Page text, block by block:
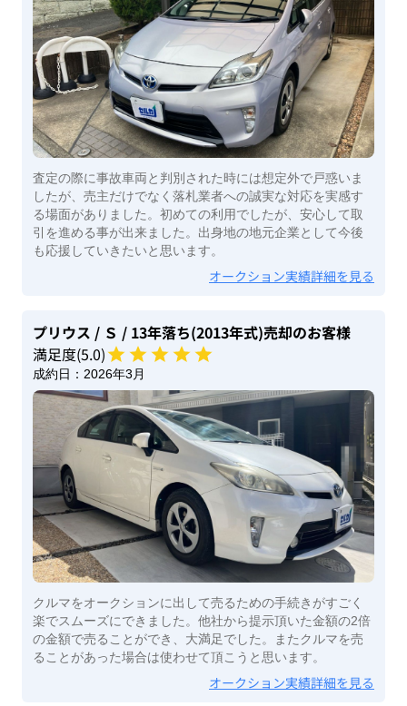
査定の際に事故車両と判別された時には想定外で戸惑いま
したが、売主だけでなく落札業者への誠実な対応を実感す
る場面がありました。初めての利用でしたが、安心して取
引を進める事が出来ました。出身地の地元企業として今後
も応援していきたいと思います。
オークション実績詳細を見る
プリウス / Ｓ / 13年落ち(2013年式)売却のお客様
満足度(5.0)
成約日： 2026年3月
クルマをオークションに出して売るための手続きがすごく
楽でスムーズにできました。他社から提示頂いた金額の2倍
の金額で売ることができ、大満足でした。またクルマを売
ることがあった場合は使わせて頂こうと思います。
オークション実績詳細を見る